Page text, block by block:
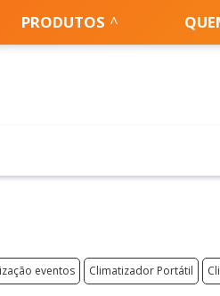
PRODUTOS
eventos Climatizador Portátil